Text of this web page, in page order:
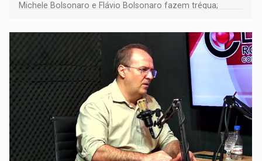
Michele Bolsonaro e Flávio Bolsonaro fazem trégua;
mais